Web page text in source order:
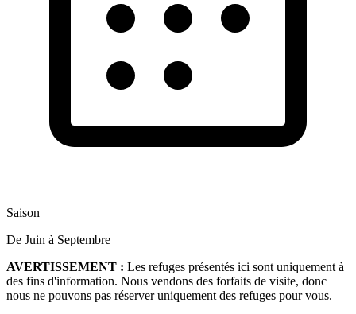
Saison
De Juin à Septembre
AVERTISSEMENT : Les refuges présentés ici sont uniquement à
des fins d'information. Nous vendons des forfaits de visite, donc
nous ne pouvons pas réserver uniquement des refuges pour vous.